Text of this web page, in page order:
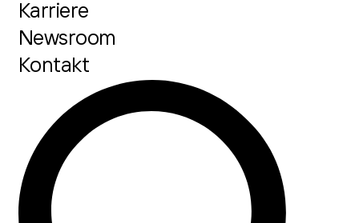
Karriere
Newsroom
Kontakt